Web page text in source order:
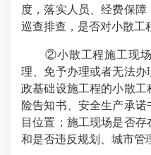
度，落实人员、经费保
巡查排查，是否对小散工
②小散工程施工现场
理、免予办理或者无法
政基础设施工程的小散
险告知书、安全生产承
目位置；施工现场是否
和是否违反规划、城市管